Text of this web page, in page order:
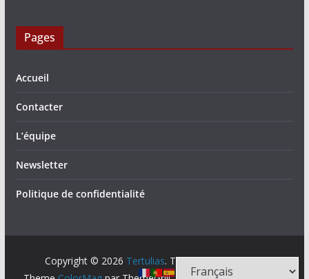
Pages
Accueil
Contacter
L’équipe
Newsletter
Politique de confidentialité
Copyright © 2026 Tertulias. Tous droits réservés.